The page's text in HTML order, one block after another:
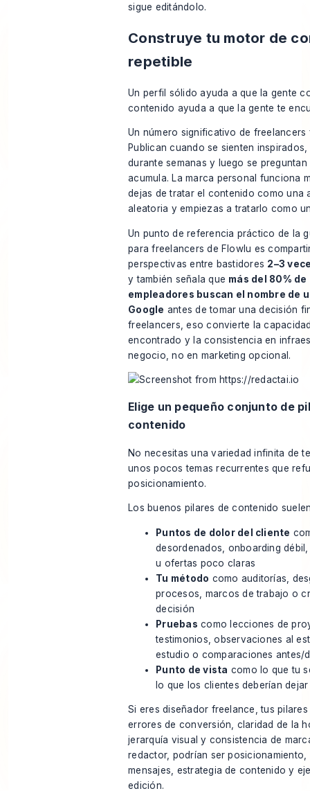
sigue editándolo.
Construye tu motor de
repetible
Un perfil sólido ayuda a que la gente
contenido ayuda a que la gente te
Un número significativo de freelancers
Publican cuando se sienten
durante semanas y luego se
acumula. La marca personal funciona
dejas de tratar el contenido como una
aleatoria y empiezas a tratarlo como
Un punto de referencia práctico de la
para freelancers de Flowlu es
perspectivas entre bastidores 2–3
y también señala que más del 80% de
empleadores buscan el nombre de
Google antes de tomar una decisión
freelancers, eso convierte la
encontrado y la consistencia en
negocio, no en marketing opcional.
Elige un pequeño conjunto de
contenido
No necesitas una variedad infinita de
unos pocos temas recurrentes que
posicionamiento.
Los buenos pilares de contenido
Puntos de dolor del cliente
desordenados, onboarding
u ofertas poco claras
Tu método como auditorías,
procesos, marcos de trabajo o
decisión
Pruebas como lecciones de
testimonios, observaciones al
estudio o comparaciones antes/
Punto de vista como lo que tu
lo que los clientes deberían
Si eres diseñador freelance, tus
errores de conversión, claridad de la
jerarquía visual y consistencia de
redactor, podrían ser
mensajes, estrategia de contenido y
edición.